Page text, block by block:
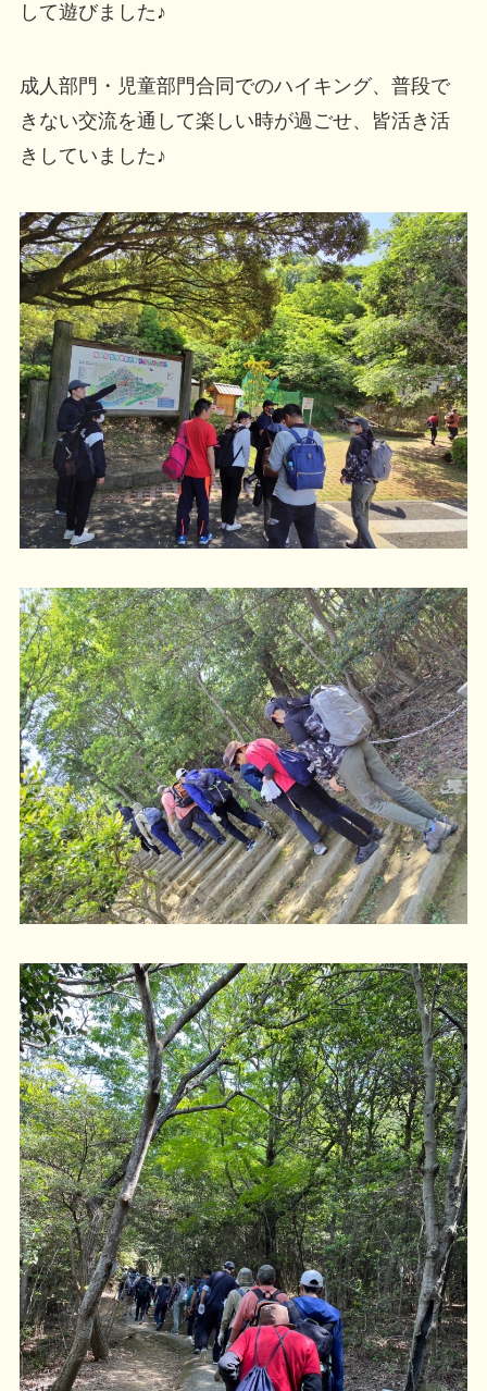
して遊びました♪
成人部門・児童部門合同でのハイキング、普段で
きない交流を通して楽しい時が過ごせ、皆活き活
きしていました♪